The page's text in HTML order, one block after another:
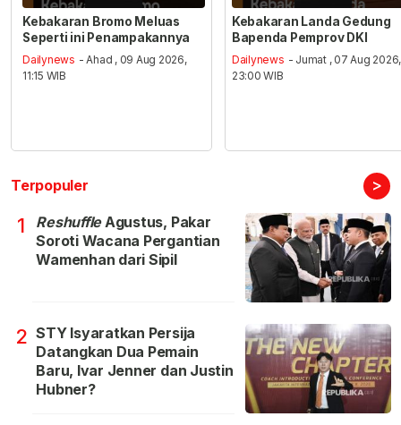
Kebakaran Bromo Meluas
Seperti ini Penampakannya
Dailynews - Ahad , 09 Aug 2026,
11:15 WIB
Kebakaran Landa Gedung
Bapenda Pemprov DKI
Dailynews - Jumat , 07 Aug 2026,
23:00 WIB
Terpopuler >
1 ReshuffleAgustus, Pakar
Soroti Wacana Pergantian
Wamenhan dari Sipil
2 STY Isyaratkan Persija
Datangkan Dua Pemain
Baru, Ivar Jenner dan Justin
Hubner?